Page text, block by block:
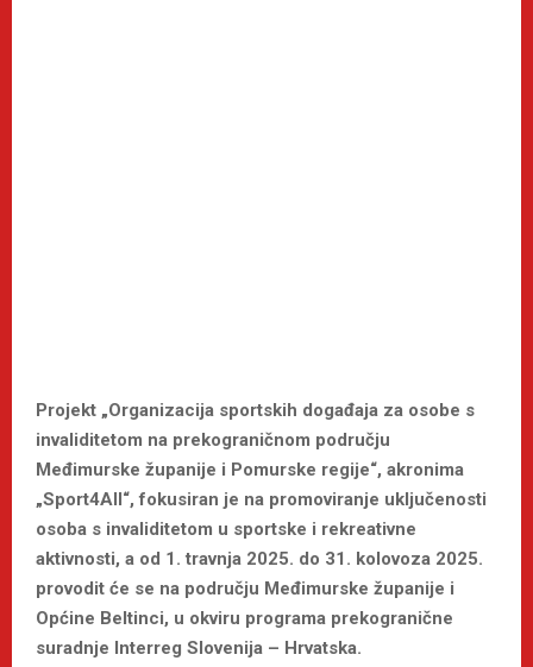
Projekt „Organizacija sportskih događaja za osobe s
invaliditetom na prekograničnom području
Međimurske županije i Pomurske regije“, akronima
„Sport4All“, fokusiran je na promoviranje uključenosti
osoba s invaliditetom u sportske i rekreativne
aktivnosti, a od 1. travnja 2025. do 31. kolovoza 2025.
provodit će se na području Međimurske županije i
Općine Beltinci, u okviru programa prekogranične
suradnje Interreg Slovenija – Hrvatska.